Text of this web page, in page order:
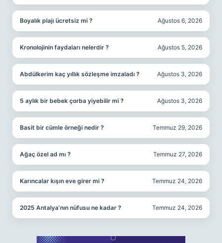
Boyalık plajı ücretsiz mi ? Ağustos 6, 2026
Kronolojinin faydaları nelerdir ? Ağustos 5, 2026
Abdülkerim kaç yıllık sözleşme imzaladı ? Ağustos 3, 2026
5 aylık bir bebek çorba yiyebilir mi ? Ağustos 3, 2026
Basit bir cümle örneği nedir ? Temmuz 29, 2026
Ağaç özel ad mı ? Temmuz 27, 2026
Karıncalar kışın eve girer mi ? Temmuz 24, 2026
2025 Antalya’nın nüfusu ne kadar ? Temmuz 24, 2026